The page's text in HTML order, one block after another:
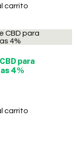
carrito
para
4%
carrito